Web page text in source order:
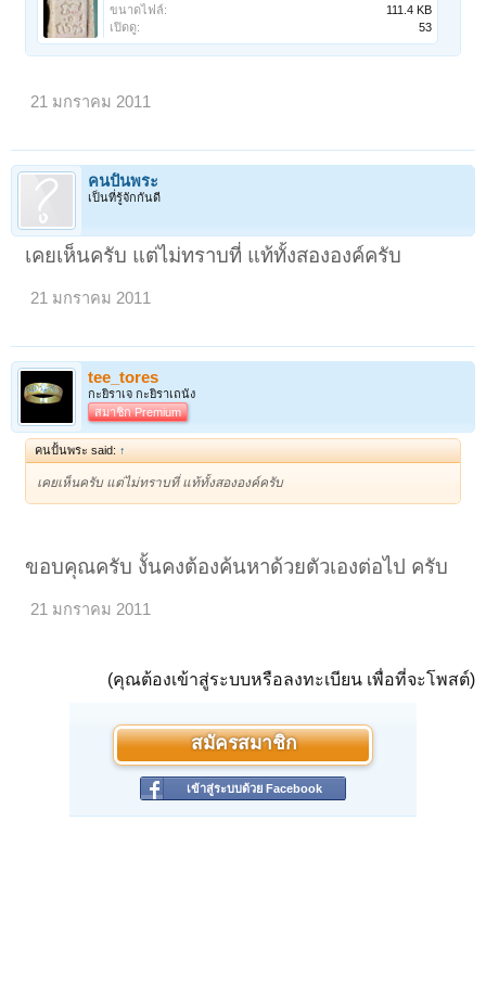
ขนาดไฟล์:
111.4 KB
เปิดดู:
53
21 มกราคม 2011
คนปั้นพระ
เป็นที่รู้จักกันดี
เคยเห็นครับ แต่ไม่ทราบที่ แท้ทั้งสององค์ครับ
21 มกราคม 2011
tee_tores
กะยิราเจ กะยิราเถนัง
สมาชิก Premium
คนปั้นพระ said: ↑
เคยเห็นครับ แต่ไม่ทราบที่ แท้ทั้งสององค์ครับ
ขอบคุณครับ งั้นคงต้องค้นหาด้วยตัวเองต่อไป ครับ
21 มกราคม 2011
(คุณต้องเข้าสู่ระบบหรือลงทะเบียน เพื่อที่จะโพสต์)
สมัครสมาชิก
เข้าสู่ระบบด้วย Facebook